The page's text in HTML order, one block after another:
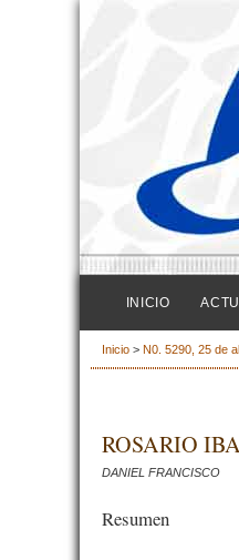
INICIO
Inicio > N0. 5290, 25 de
ROSARIO
DANIEL FRANCISCO
Resumen